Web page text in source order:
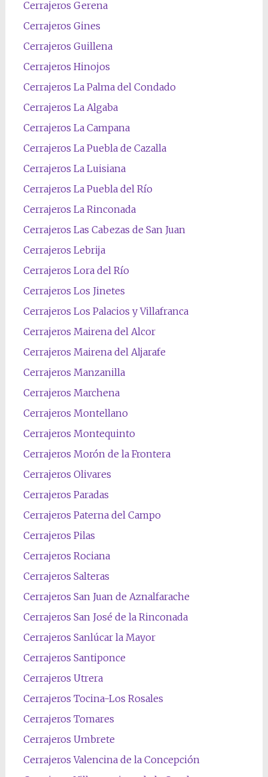
Cerrajeros Gerena
Cerrajeros Gines
Cerrajeros Guillena
Cerrajeros Hinojos
Cerrajeros La Palma del Condado
Cerrajeros La Algaba
Cerrajeros La Campana
Cerrajeros La Puebla de Cazalla
Cerrajeros La Luisiana
Cerrajeros La Puebla del Río
Cerrajeros La Rinconada
Cerrajeros Las Cabezas de San Juan
Cerrajeros Lebrija
Cerrajeros Lora del Río
Cerrajeros Los Jinetes
Cerrajeros Los Palacios y Villafranca
Cerrajeros Mairena del Alcor
Cerrajeros Mairena del Aljarafe
Cerrajeros Manzanilla
Cerrajeros Marchena
Cerrajeros Montellano
Cerrajeros Montequinto
Cerrajeros Morón de la Frontera
Cerrajeros Olivares
Cerrajeros Paradas
Cerrajeros Paterna del Campo
Cerrajeros Pilas
Cerrajeros Rociana
Cerrajeros Salteras
Cerrajeros San Juan de Aznalfarache
Cerrajeros San José de la Rinconada
Cerrajeros Sanlúcar la Mayor
Cerrajeros Santiponce
Cerrajeros Utrera
Cerrajeros Tocina-Los Rosales
Cerrajeros Tomares
Cerrajeros Umbrete
Cerrajeros Valencina de la Concepción